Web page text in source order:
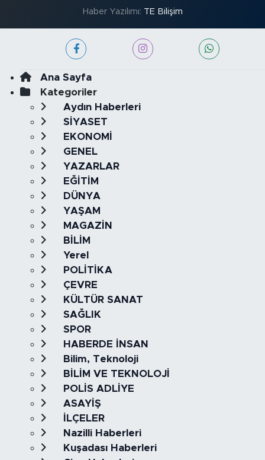
Haber Yazılımı: TE Bilişim
Ana Sayfa
Kategoriler
Aydın Haberleri
SİYASET
EKONOMİ
GENEL
YAZARLAR
EĞİTİM
DÜNYA
YAŞAM
MAGAZİN
BİLİM
Yerel
POLİTİKA
ÇEVRE
KÜLTÜR SANAT
SAĞLIK
SPOR
HABERDE İNSAN
Bilim, Teknoloji
BİLİM VE TEKNOLOJİ
POLİS ADLİYE
ASAYİŞ
İLÇELER
Nazilli Haberleri
Kuşadası Haberleri